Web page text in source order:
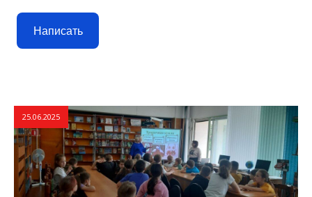
Написать
25.06.2025